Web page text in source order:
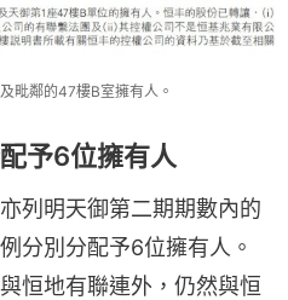
毗鄰的47樓B室擁有人。
予6位擁有人
列明天御第二期期數內的
分別分配予6位擁有人。
恒地有聯連外，仍然與恒